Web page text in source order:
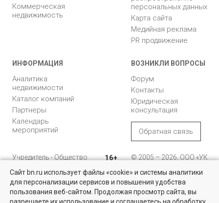
Квартиры на вторичном рынке
Более 10 тысяч квартир в Санкт-Петербурге и области от
Коммерческая
недвижимость
персональных данных
Карта сайта
Медийная реклама
PR продвижение
ИНФОРМАЦИЯ
Аналитика
недвижимости
Каталог компаний
Партнеры
Календарь
мероприятий
ВОЗНИКЛИ ВОПРОСЫ
Форум
Контакты
Юридическая
консультация
Обратная связь
Учредитель - Общество
ответственностью
"Управляющая
компания "Бюллетень
недвижимости"
16+
© 2005 – 2026, ООО «УК
196105, Санкт-
Петербург, пр. Юрия
Гагарина, 1
Сайт bn.ru использует файлы «cookie» и системы аналитики
для персонализации сервисов и повышения удобства
пользования веб-сайтом. Продолжая просмотр сайта, вы